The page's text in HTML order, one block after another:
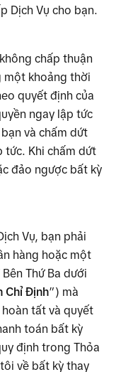
Dịch Vụ cho bạn.
chấp thuận
một khoảng thời
quyết định của
ngay lập tức
và chấm dứt
tức. Khi chấm dứt
đảo ngược bất kỳ
Vụ, bạn phải
hàng hoặc một
Thứ Ba dưới
Chỉ Định”) mà
tất và quyết
toán bất kỳ
định trong Thỏa
về bất kỳ thay